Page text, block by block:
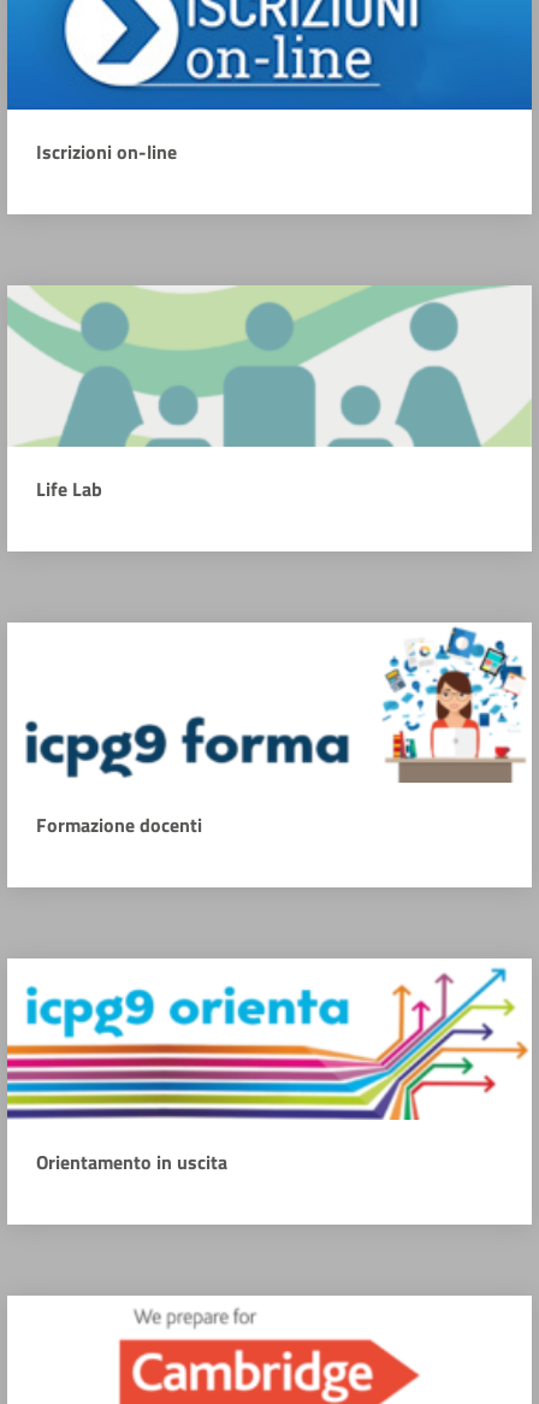
Iscrizioni on-line
Life Lab
Formazione docenti
Orientamento in uscita